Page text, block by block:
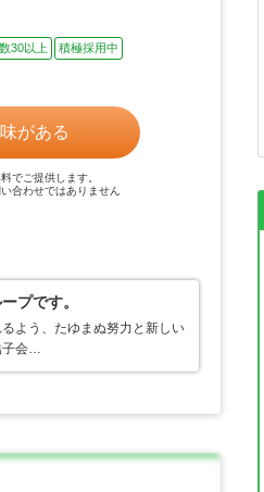
30以上
積極採用中
がある
でご提供します。
合わせではありません
プです。
よう、たゆまぬ努力と新しい
子会…